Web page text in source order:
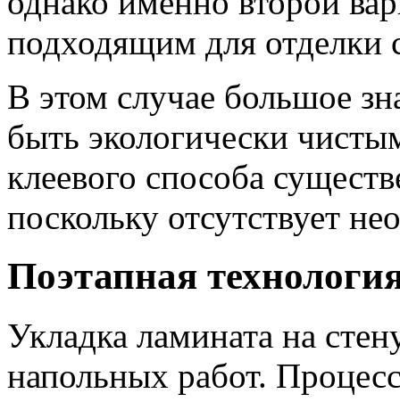
подходящим для отделки
В этом случае большое
быть экологически
клеевого способа
поскольку отсутствует
Поэтапная
Укладка ламината на
напольных работ.